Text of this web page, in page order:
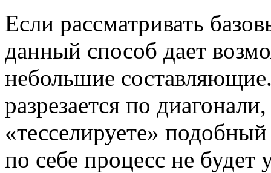
Если рассматривать
данный способ дает
небольшие
разрезается по
«тесселируете»
по себе процесс не будет